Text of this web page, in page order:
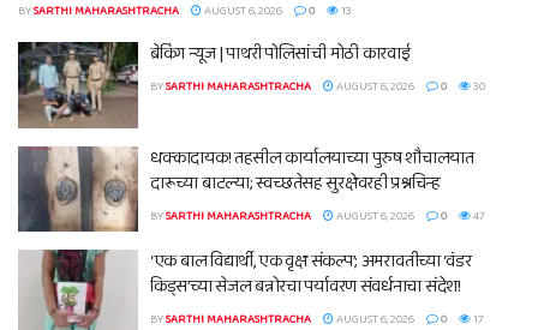
BYSARTHI MAHARASHTRACHA AUGUST 6, 2026 0 13
ब्रेकिंग न्यूज | पाथरी पोलिसांची मोठी कारवाई
BYSARTHI MAHARASHTRACHA AUGUST 6, 2026 0 30
धक्कादायक! तहसील कार्यालयाच्या पुरुष शौचालयात
दारूच्या बाटल्या; स्वच्छतेसह सुरक्षेवरही प्रश्नचिन्ह
BYSARTHI MAHARASHTRACHA AUGUST 6, 2026 0 47
‘एक बाल विद्यार्थी, एक वृक्ष संकल्प’; अमरावतीच्या ‘वंडर
किड्स’च्या सेजल बन्नोरचा पर्यावरण संवर्धनाचा संदेश!
BYSARTHI MAHARASHTRACHA AUGUST 6, 2026 0 17